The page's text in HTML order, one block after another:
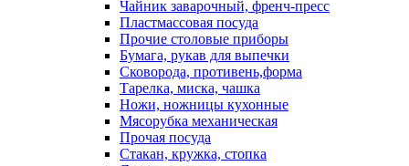
Чайник заварочный, френч-пресс
Пластмассовая посуда
Прочие столовые приборы
Бумага, рукав для выпечки
Сковорода, противень,форма
Тарелка, миска, чашка
Ножи, ножницы кухонные
Мясорубка механическая
Прочая посуда
Стакан, кружка, стопка